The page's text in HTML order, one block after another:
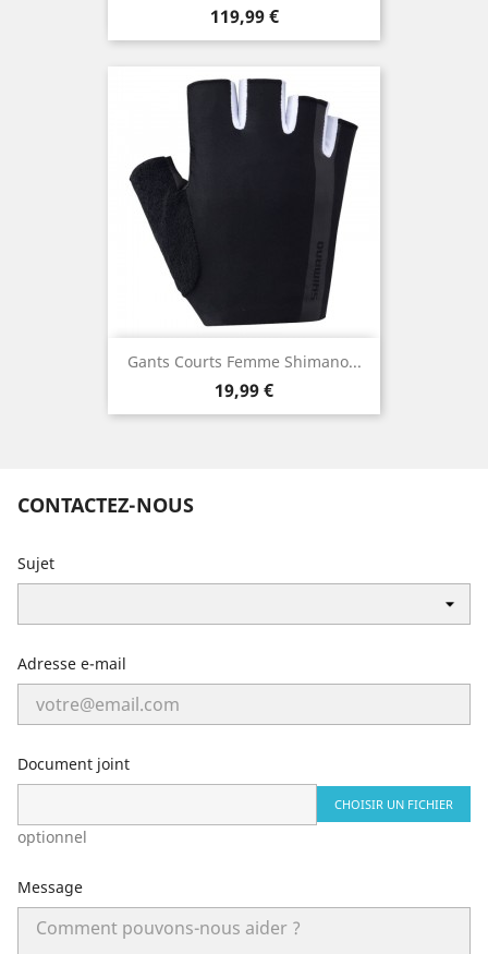
Prix
119,99 €
Gants Courts Femme Shimano...
Prix
19,99 €
CONTACTEZ-NOUS
Sujet
Adresse e-mail
Document joint
CHOISIR UN FICHIER
optionnel
Message